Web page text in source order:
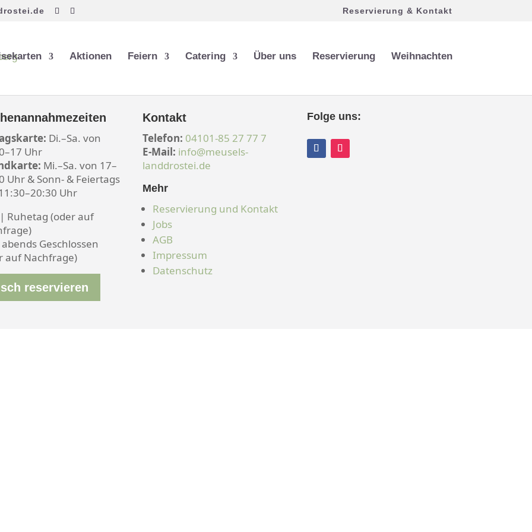
Reservierung & Kontakt
Aktionen Feiern Catering Über uns Reservierung Weihnachten
Di.–Sa. von
Uhr
Mi.–Sa. von 17–
Uhr & Sonn- & Feiertags
Uhr
Ruhetag (oder auf
Geschlossen
auf Nachfrage)
reservieren
Kontakt
Telefon: 04101-85 27 77 7
E-Mail: info@meusels-
landdrostei.de
Mehr
Reservierung und Kontakt
Jobs
AGB
Impressum
Datenschutz
Folge uns: